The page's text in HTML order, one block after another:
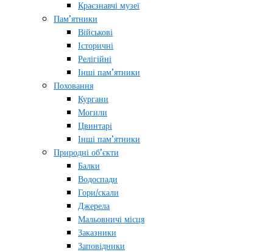
Краєзнавчі музеї
Пам’ятники
Військові
Історичні
Релігійні
Інші пам’ятники
Поховання
Кургани
Могили
Цвинтарі
Інші пам’ятники
Природні об’єкти
Балки
Водоспади
Гори/скали
Джерела
Мальовничі місця
Заказники
Заповідники